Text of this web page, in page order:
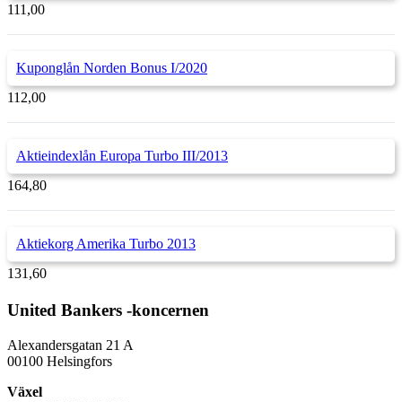
111,00
Kuponglån Norden Bonus I/2020
112,00
Aktieindexlån Europa Turbo III/2013
164,80
Aktiekorg Amerika Turbo 2013
131,60
United Bankers -koncernen
Alexandersgatan 21 A
00100 Helsingfors
Växel